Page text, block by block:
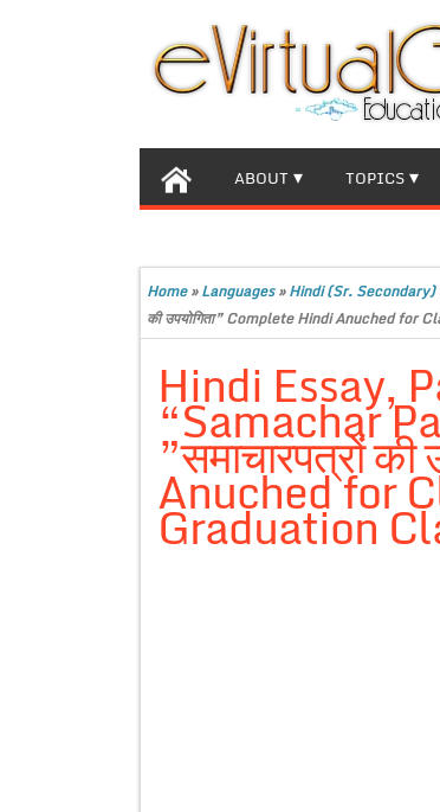
ABOUT TOPICS
Home»Languages»Hindi (Sr. Secondary)
की उपयोगिता” Complete Hindi Anuched for
Hindi Essay,
“Samachar
”समाचारपत्रों
Anuched for
Graduation